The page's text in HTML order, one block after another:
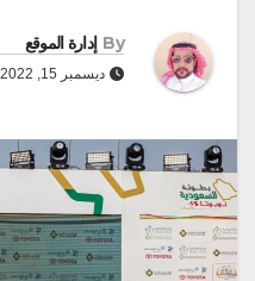
By إدارة الموقع
ديسمبر 15, 2022